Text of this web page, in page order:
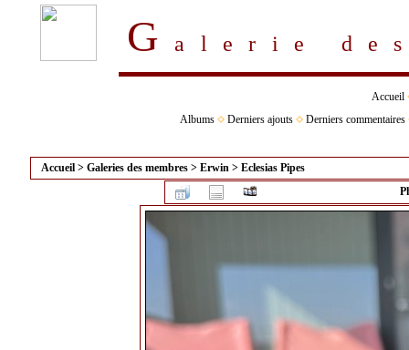
Galerie
Accueil
Albums
Derniers ajouts Derniers commentaires
Accueil > Galeries des membres > Erwin > Eclesias Pipes